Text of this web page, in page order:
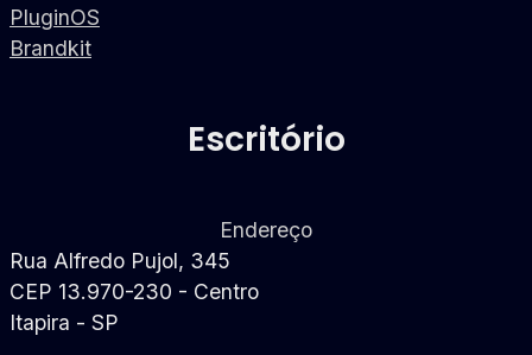
PluginOS
Brandkit
Escritório
Endereço
Rua Alfredo Pujol, 345
CEP 13.970-230 - Centro
Itapira - SP